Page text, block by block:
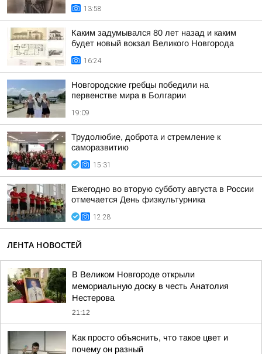
13:58
Каким задумывался 80 лет назад и каким
будет новый вокзал Великого Новгорода
16:24
Новгородские гребцы победили на
первенстве мира в Болгарии
19:09
Трудолюбие, доброта и стремление к
саморазвитию
15:31
Ежегодно во вторую субботу августа в России
отмечается День физкультурника
12:28
ЛЕНТА НОВОСТЕЙ
В Великом Новгороде открыли
мемориальную доску в честь Анатолия
Нестерова
21:12
Как просто объяснить, что такое цвет и
почему он разный